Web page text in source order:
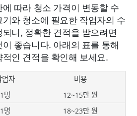
따라 청소 가격이 변동할 수
와 청소에 필요한 작업자의 수
니, 정확한 견적을 받으려면
좋습니다. 아래의 표를 통해
인 견적을 확인해 보세요.
업자
비용
1명
12~15만 원
1명
18~23만 원